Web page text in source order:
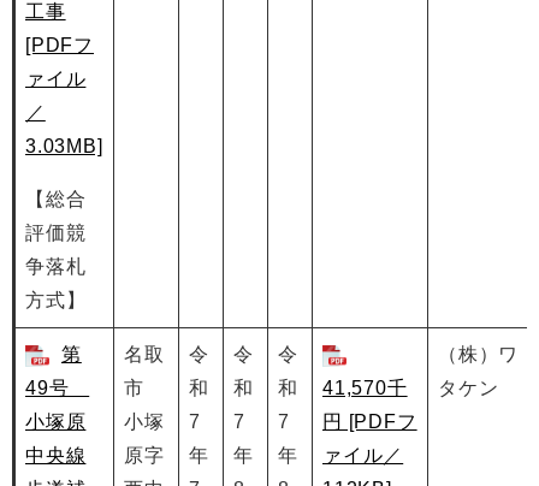
工事
[PDFフ
ァイル
／
3.03MB]
【総合
評価競
争落札
方式】
第
49号
小塚原
中央線
名取
市
小塚
原字
令
和
7
年
令
和
7
年
令
和
7
年
41,570千
円 [PDFフ
ァイル／
（株）ワ
タケン